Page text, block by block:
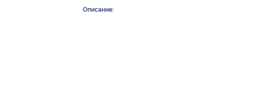
Описание: